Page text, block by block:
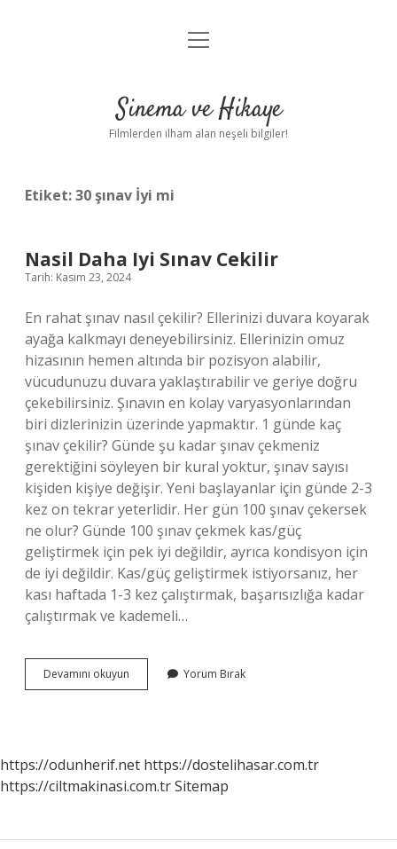
Gizlilik Politikası
Yasal Uyarı
menüyü
Sinema ve Hikaye
Filmlerden ilham alan neşeli bilgiler!
Etiket:30 şınav İyi mi
Nasil Daha Iyi Sınav Cekilir
Tarih: Kasım 23, 2024
En rahat şınav nasıl çekilir? Ellerinizi duvara koyarak
ayağa kalkmayı deneyebilirsiniz. Ellerinizin omuz
hizasının hemen altında bir pozisyon alabilir,
vücudunuzu duvara yaklaştırabilir ve geriye doğru
çekebilirsiniz. Şınavın en kolay varyasyonlarından
biri dizlerinizin üzerinde yapmaktır. 1 günde kaç
şınav çekilir? Günde şu kadar şınav çekmeniz
gerektiğini söyleyen bir kural yoktur, şınav sayısı
kişiden kişiye değişir. Yeni başlayanlar için günde 2-3
kez on tekrar yeterlidir. Her gün 100 şınav çekersek
ne olur? Günde 100 şınav çekmek kas/güç
geliştirmek için pek iyi değildir, ayrıca kondisyon için
de iyi değildir. Kas/güç geliştirmek istiyorsanız, her
kası haftada 1-3 kez çalıştırmak, başarısızlığa kadar
çalıştırmak ve kademeli…
Devamını okuyun
Daha
Yorum Bırak
https://odunherif.net https://dostelihasar.com.tr
https://ciltmakinasi.com.trSitemap